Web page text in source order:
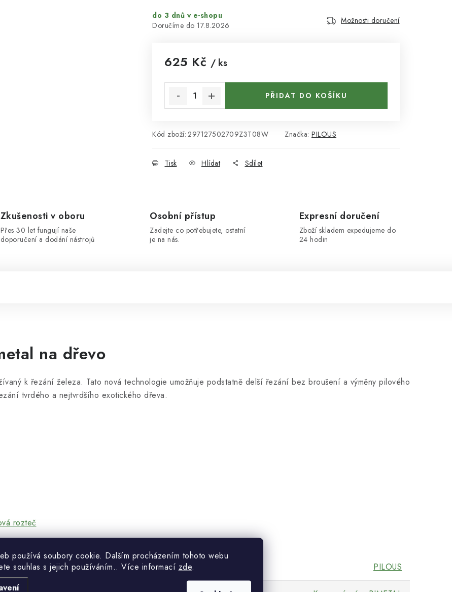
používá soubory cookie. Dalším procházením tohoto webu
souhlas s jejich používáním.. Více informací zde.
do 3 dnů v e-shopu
17.8.2026
Možnosti doručení
625 Kč / ks
PŘIDAT DO KOŠÍKU
Kód zboží: 297127502709Z3T08W Značka: PILOUS
Tisk Hlídat Sdílet
Zkušenosti v oboru
Přes 30 let fungují naše
doporučení a dodání nástrojů
Osobní přístup
Zadejte co potřebujete, ostatní
je na nás.
Expresní doručení
Zboží skladem expedujeme do
24 hodin
na dřevo
k řezání železa. Tato nová technologie umožňuje podstatně delší řezání bez broušení a výměny pilového
tvrdého a nejtvrdšího exotického dřeva.
PILOUS